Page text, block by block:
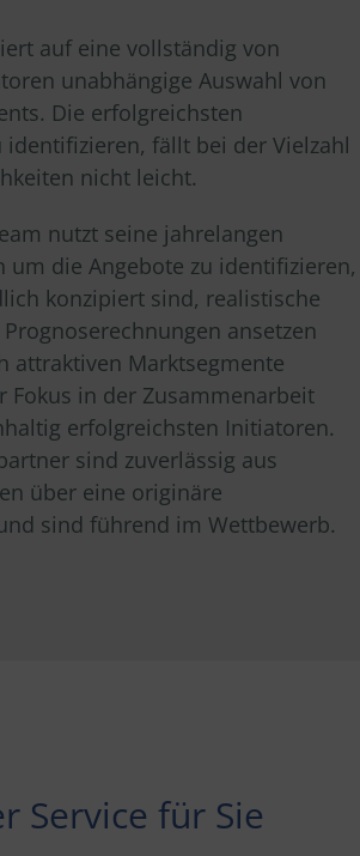
auf eine vollständig von
unabhängige Auswahl von
Die erfolgreichsten
identifizieren, fällt bei der Vielzahl
nicht leicht.
nutzt seine jahrelangen
um die Angebote zu identifizieren,
konzipiert sind, realistische
ansetzen
attraktiven Marktsegmente
Fokus in der Zusammenarbeit
erfolgreichsten Initiatoren.
sind zuverlässig aus
über eine originäre
sind führend im Wettbewerb.
Service für Sie